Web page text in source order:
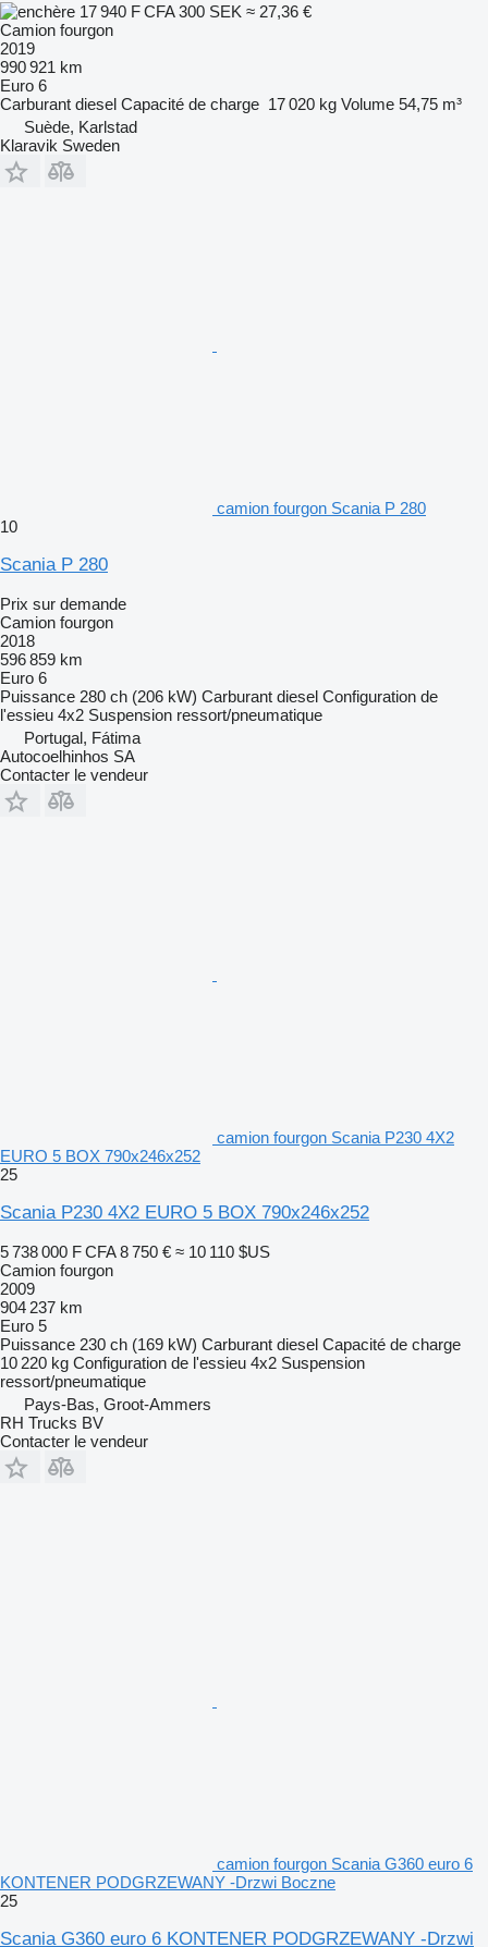
17 940 F CFA300 SEK ≈ 27,36 €
Camion fourgon
2019
990 921 km
Euro 6
Carburant diesel Capacité de charge 17 020 kg Volume 54,75 m³
Suède, Karlstad
Klaravik Sweden
camion fourgon Scania P 280
10
Scania P 280
Prix sur demande
Camion fourgon
2018
596 859 km
Euro 6
Puissance 280 ch (206 kW) Carburant diesel Configuration de
l'essieu 4x2 Suspension ressort/pneumatique
Portugal, Fátima
Autocoelhinhos SA
Contacter le vendeur
camion fourgon Scania P230 4X2
EURO 5 BOX 790x246x252
25
Scania P230 4X2 EURO 5 BOX 790x246x252
5 738 000 F CFA 8 750 € ≈ 10 110 $US
Camion fourgon
2009
904 237 km
Euro 5
Puissance 230 ch (169 kW) Carburant diesel Capacité de charge
10 220 kg Configuration de l'essieu 4x2 Suspension
ressort/pneumatique
Pays-Bas, Groot-Ammers
RH Trucks BV
Contacter le vendeur
camion fourgon Scania G360 euro 6
KONTENER PODGRZEWANY -Drzwi Boczne
25
Scania G360 euro 6 KONTENER PODGRZEWANY -Drzwi